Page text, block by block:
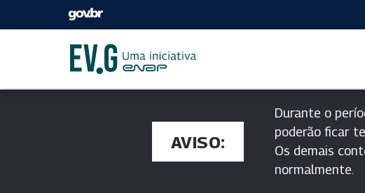
AVISO:
Durante o
poderão ficar
Os demais
normalmente.